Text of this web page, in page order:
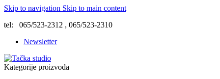
Skip to navigation Skip to main content
tel: 065/523-2312 , 065/523-2310
Newsletter
Kategorije proizvoda